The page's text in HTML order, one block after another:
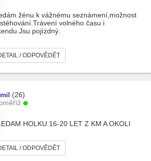
žénu k vážnému seznámení,možnost
volného času i
pojízdný.
/ ODPOVĚDĚT
(26)
HOLKU 16-20 LET Z KM A OKOLI
/ ODPOVĚDĚT